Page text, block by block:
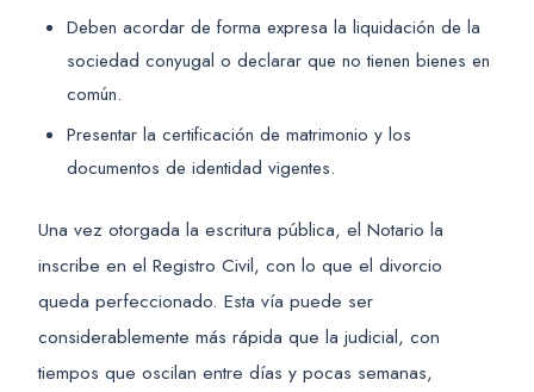
Deben acordar de forma expresa la liquidación de la
sociedad conyugal o declarar que no tienen bienes en
común.
Presentar la certificación de matrimonio y los
documentos de identidad vigentes.
Una vez otorgada la escritura pública, el Notario la
inscribe en el Registro Civil, con lo que el divorcio
queda perfeccionado. Esta vía puede ser
considerablemente más rápida que la judicial, con
tiempos que oscilan entre días y pocas semanas,